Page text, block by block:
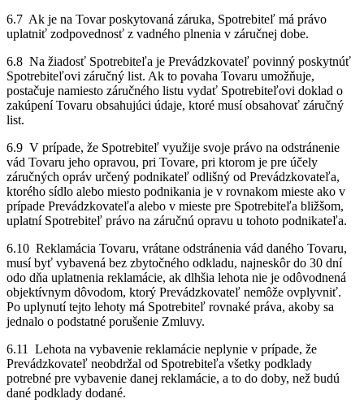
6.7 Ak je na Tovar poskytovaná záruka, Spotrebiteľ má právo
uplatniť zodpovednosť z vadného plnenia v záručnej dobe.
6.8 Na žiadosť Spotrebiteľa je Prevádzkovateľ povinný poskytnúť
Spotrebiteľovi záručný list. Ak to povaha Tovaru umožňuje,
postačuje namiesto záručného listu vydať Spotrebiteľovi doklad o
zakúpení Tovaru obsahujúci údaje, ktoré musí obsahovať záručný
list.
6.9 V prípade, že Spotrebiteľ využije svoje právo na odstránenie
vád Tovaru jeho opravou, pri Tovare, pri ktorom je pre účely
záručných opráv určený podnikateľ odlišný od Prevádzkovateľa,
ktorého sídlo alebo miesto podnikania je v rovnakom mieste ako v
prípade Prevádzkovateľa alebo v mieste pre Spotrebiteľa bližšom,
uplatní Spotrebiteľ právo na záručnú opravu u tohoto podnikateľa.
6.10 Reklamácia Tovaru, vrátane odstránenia vád daného Tovaru,
musí byť vybavená bez zbytočného odkladu, najneskôr do 30 dní
odo dňa uplatnenia reklamácie, ak dlhšia lehota nie je odôvodnená
objektívnym dôvodom, ktorý Prevádzkovateľ nemôže ovplyvniť.
Po uplynutí tejto lehoty má Spotrebiteľ rovnaké práva, akoby sa
jednalo o podstatné porušenie Zmluvy.
6.11 Lehota na vybavenie reklamácie neplynie v prípade, že
Prevádzkovateľ neobdržal od Spotrebiteľa všetky podklady
potrebné pre vybavenie danej reklamácie, a to do doby, než budú
dané podklady dodané.